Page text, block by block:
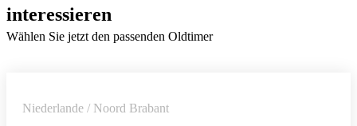
interessieren
Wählen Sie jetzt den passenden Oldtimer
Niederlande / Noord Brabant